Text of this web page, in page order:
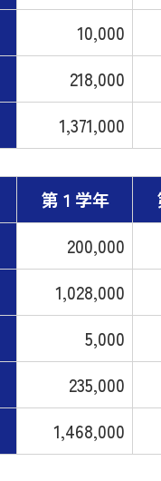
10,000
218,000
1,371,000
第１学年
200,000
1,028,000
5,000
235,000
1,468,000